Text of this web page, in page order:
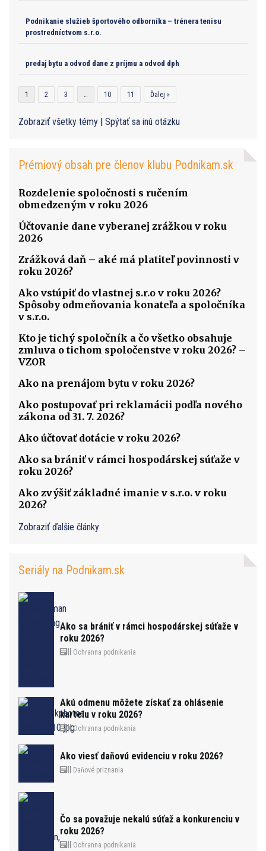
Podnikanie služieb športového odborníka – trénera tenisu
prostredníctvom s.r.o.
predaj bytu a odvod dane z príjmu a odvod dph
1 2 3 … 10 11 Ďalej »
Zobraziť všetky témy | Spýtať sa inú otázku
Prémiový obsah pre členov klubu Podnikam.sk
Rozdelenie spoločnosti s ručením
obmedzeným v roku 2026
Účtovanie dane vyberanej zrážkou v roku
2026
Zrážková daň – aké má platiteľ povinnosti v
roku 2026?
Ako vstúpiť do vlastnej s.r.o v roku 2026?
Spôsoby odmeňovania konateľa a spoločníka
v s.r.o.
Kto je tichý spoločník a čo všetko obsahuje
zmluva o tichom spoločenstve v roku 2026? –
VZOR
Ako na prenájom bytu v roku 2026?
Ako postupovať pri reklamácii podľa nového
zákona od 31. 7. 2026?
Ako účtovať dotácie v roku 2026?
Ako sa brániť v rámci hospodárskej súťaže v
roku 2026?
Ako zvýšiť základné imanie v s.r.o. v roku
2026?
Zobraziť ďalšie články
Seriály na Podnikam.sk
Ako sa brániť v rámci hospodárskej súťaže v
roku 2026?
Ochranna podnikania
Akú odmenu môžete získať za ohlásenie
kartelu v roku 2026?
Ochranna podnikania
Ako viesť daňovú evidenciu v roku 2026?
Daňové priznania
Čo sa považuje nekalú súťaž a konkurenciu v
roku 2026?
Ochranna podnikania